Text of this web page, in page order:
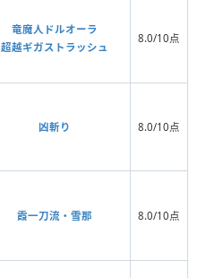
竜魔人ドルオーラ
超越ギガストラッシュ
8.0/10点
凶斬り 8.0/10点
霞一刀流・雪那 8.0/10点